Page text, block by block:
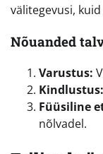
välitegevusi,
Nõuanded
Varustus:
Kindlustus:
Füüsiline
nõlvadel.